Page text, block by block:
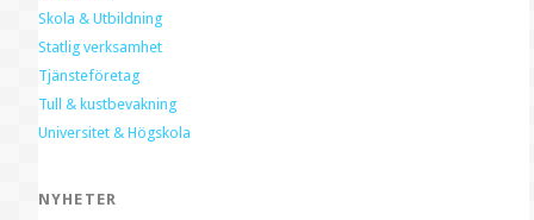
Skola & Utbildning
Statlig verksamhet
Tjänsteföretag
Tull & kustbevakning
Universitet & Högskola
NYHETER